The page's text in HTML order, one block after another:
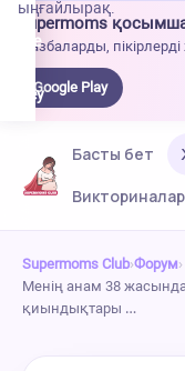
Supermoms
Жазбаларды,
Google Play
ыңғайлырақ.
Басты бет
Викториналар
Supermoms Club›Форум›
Менің анам 38
қиындықтары …